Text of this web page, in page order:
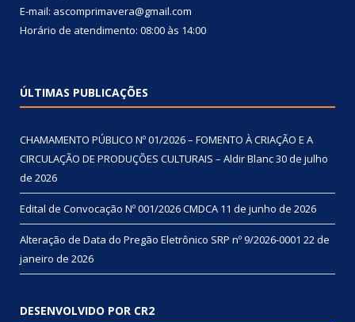
E-mail: ascomprimavera@gmail.com
Horário de atendimento: 08:00 às 14:00
ÚLTIMAS PUBLICAÇÕES
CHAMAMENTO PÚBLICO Nº 01/2026 – FOMENTO À CRIAÇÃO E A
CIRCULAÇÃO DE PRODUÇÕES CULTURAIS – Aldir Blanc30 de julho
de 2026
Edital de Convocação Nº 001/2026 CMDCA 11 de junho de 2026
Alteração de Data do Pregão Eletrônico SRP nº 9/2026-0001 22 de
janeiro de 2026
DESENVOLVIDO POR CR2